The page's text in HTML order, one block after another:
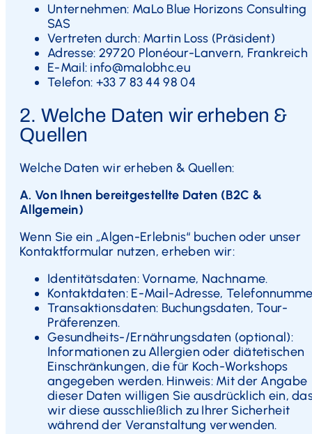
Unternehmen: MaLo Blue Horizons Consulting
SAS
Vertreten durch: Martin Loss (Präsident)
Adresse: 29720 Plonéour-Lanvern, Frankreich
E-Mail: info@malobhc.eu
Telefon: +33 7 83 44 98 04
2. Welche Daten wir erheben &
Quellen
Welche Daten wir erheben & Quellen:
A. Von Ihnen bereitgestellte Daten (B2C &
Allgemein)
Wenn Sie ein „Algen-Erlebnis“ buchen oder unser
Kontaktformular nutzen, erheben wir:
Identitätsdaten: Vorname, Nachname.
Kontaktdaten: E-Mail-Adresse,
Transaktionsdaten: Buchungsdaten, Tour-
Präferenzen.
Gesundheits-/Ernährungsdaten (optional):
Informationen zu Allergien oder diätetischen
Einschränkungen, die für Koch-Workshops
angegeben werden. Hinweis: Mit der Angabe
dieser Daten willigen Sie ausdrücklich ein,
wir diese ausschließlich zu Ihrer Sicherheit
während der Veranstaltung verwenden.